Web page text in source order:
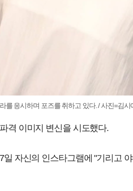
를 응시하며 포즈를 취하고 있다. / 사진=김시
격 이미지 변신을 시도했다.
일 자신의 인스타그램에 "기리고